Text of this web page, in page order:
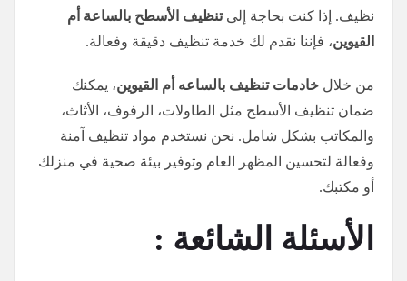
نظيف. إذا كنت بحاجة إلىتنظيف الأسطح بالساعة أم
القيوين، فإننا نقدم لك خدمة تنظيف دقيقة وفعالة.
من خلال خادمات تنظيف بالساعه أم القيوين، يمكنك
ضمان تنظيف الأسطح مثل الطاولات، الرفوف، الأثاث،
والمكاتب بشكل شامل. نحن نستخدم مواد تنظيف آمنة
وفعالة لتحسين المظهر العام وتوفير بيئة صحية في منزلك
أو مكتبك.
الأسئلة الشائعة :